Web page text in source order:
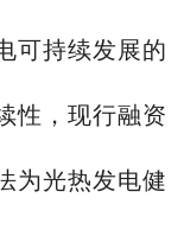
可持续发展的
性，现行融资
为光热发电健